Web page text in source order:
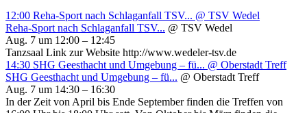
12:00 Reha-Sport nach Schlaganfall TSV... @ TSV Wedel
Reha-Sport nach Schlaganfall TSV... @ TSV Wedel
Aug. 7 um 12:00 – 12:45
Tanzsaal Link zur Website http://www.wedeler-tsv.de
14:30 SHG Geesthacht und Umgebung – fü... @ Oberstadt Treff
SHG Geesthacht und Umgebung – fü... @ Oberstadt Treff
Aug. 7 um 14:30 – 16:30
In der Zeit von April bis Ende September finden die Treffen von